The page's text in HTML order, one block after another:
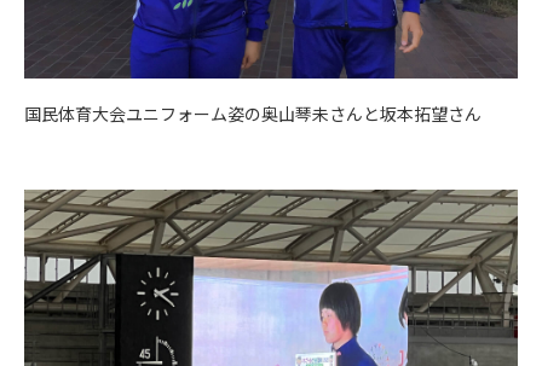
国民体育大会ユニフォーム姿の奥山琴未さんと坂本拓望さん